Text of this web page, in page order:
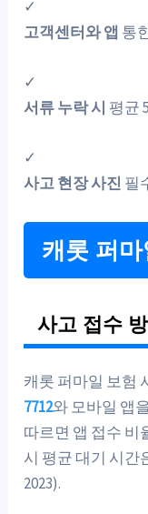
✓
고객센터와 앱 통
✓
서류 누락 시 평균
✓
사고 현장 사진 필
캐롯 퍼
사고 접수
캐롯 퍼마일 보험
7712와 모바일 앱
따르면 앱 접수 비
시 평균 대기 시간
2023).